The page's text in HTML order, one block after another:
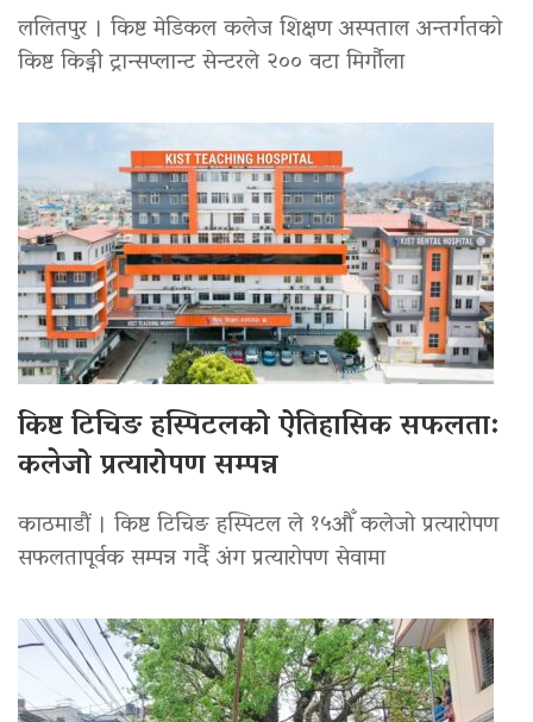
ललितपुर । किष्ट मेडिकल कलेज शिक्षण अस्पताल अन्तर्गतको
किष्ट किड्नी ट्रान्सप्लान्ट सेन्टरले २०० वटा मिर्गौला
किष्ट टिचिङ हस्पिटलको ऐतिहासिक सफलता:
कलेजो प्रत्यारोपण सम्पन्न
काठमाडौं । किष्ट टिचिङ हस्पिटल ले १५औँ कलेजो प्रत्यारोपण
सफलतापूर्वक सम्पन्न गर्दै अंग प्रत्यारोपण सेवामा